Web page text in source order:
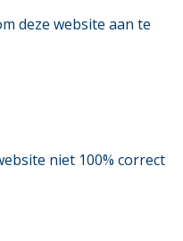
deze website aan te
niet 100% correct